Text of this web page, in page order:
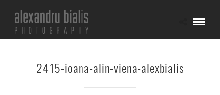
2415-ioana-alin-viena-alexbialis